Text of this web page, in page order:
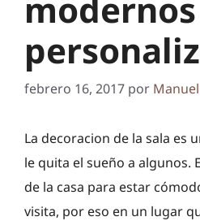
febrero 16, 2017 por Manuel
La decoracion de la sala es
le quita el sueño a algunos.
de la casa para estar
visita, por eso en un lugar